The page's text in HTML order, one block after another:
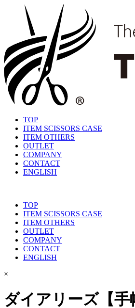
TOP
ITEM SCISSORS CASE
ITEM OTHERS
OUTLET
COMPANY
CONTACT
ENGLISH
TOP
ITEM SCISSORS CASE
ITEM OTHERS
OUTLET
COMPANY
CONTACT
ENGLISH
×
ダイアリーズ【手